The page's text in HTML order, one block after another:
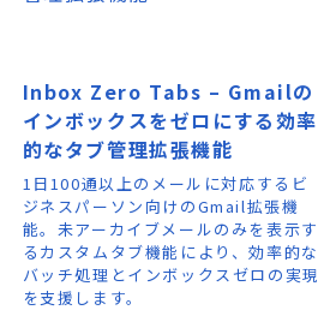
Inbox Zero Tabs – Gmailの
インボックスをゼロにする効率
的なタブ管理拡張機能
1日100通以上のメールに対応するビ
ジネスパーソン向けのGmail拡張機
能。未アーカイブメールのみを表示す
るカスタムタブ機能により、効率的な
バッチ処理とインボックスゼロの実現
を支援します。